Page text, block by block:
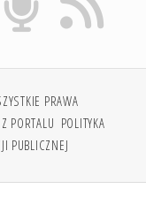
PRAWA
PORTALU POLITYKA
PUBLICZNEJ